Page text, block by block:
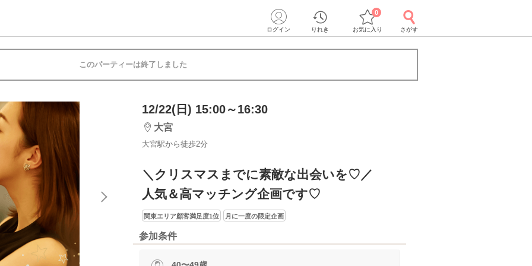
ログイン りれき お気に入り
0
さがす
このパーティーは終了しました
12/22(日) 15:00～16:30
大宮
大宮駅から徒歩2分
＼クリスマスまでに素敵な出会いを♡／
人気＆高マッチング企画です♡
関東エリア顧客満足度1位 月に一度の限定企画
参加条件